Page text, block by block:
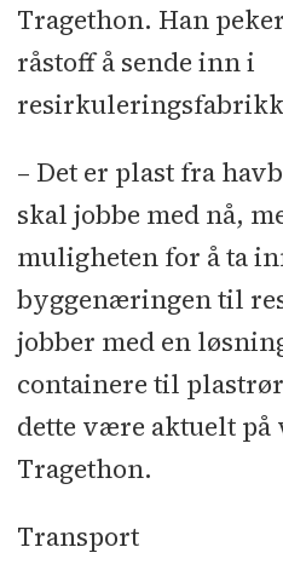
Tragethon. Han
råstoff å sende inn i
– Det er plast fra
skal jobbe med nå,
muligheten for å ta
byggenæringen til
jobber med en
containere til
dette være aktuelt på
Tragethon.
Transport